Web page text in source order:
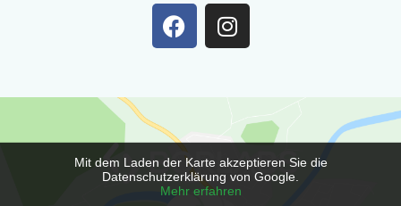
F
a
o
k
I
n
r
a
m
Mit dem Laden der Karte akzeptieren Sie die
Datenschutzerklärung von Google.
Mehr erfahren